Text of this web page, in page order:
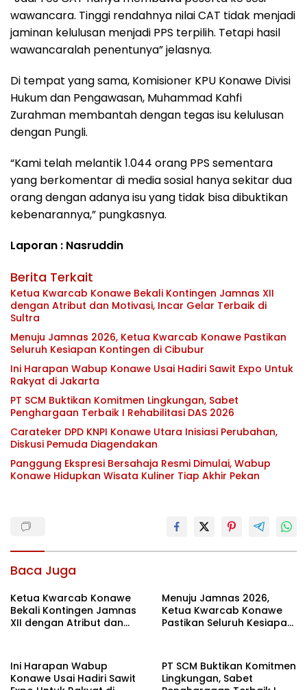
wawancara. Tinggi rendahnya nilai CAT tidak menjadi
jaminan kelulusan menjadi PPS terpilih. Tetapi hasil
wawancaralah penentunya” jelasnya.
Di tempat yang sama, Komisioner KPU Konawe Divisi
Hukum dan Pengawasan, Muhammad Kahfi
Zurahman membantah dengan tegas isu kelulusan
dengan Pungli.
“Kami telah melantik 1.044 orang PPS sementara
yang berkomentar di media sosial hanya sekitar dua
orang dengan adanya isu yang tidak bisa dibuktikan
kebenarannya,” pungkasnya.
Laporan : Nasruddin
Berita Terkait
Ketua Kwarcab Konawe Bekali Kontingen Jamnas XII
dengan Atribut dan Motivasi, Incar Gelar Terbaik di
Sultra
Menuju Jamnas 2026, Ketua Kwarcab Konawe Pastikan
Seluruh Kesiapan Kontingen di Cibubur
Ini Harapan Wabup Konawe Usai Hadiri Sawit Expo Untuk
Rakyat di Jakarta
PT SCM Buktikan Komitmen Lingkungan, Sabet
Penghargaan Terbaik I Rehabilitasi DAS 2026
Carateker DPD KNPI Konawe Utara Inisiasi Perubahan,
Diskusi Pemuda Diagendakan
Panggung Ekspresi Bersahaja Resmi Dimulai, Wabup
Konawe Hidupkan Wisata Kuliner Tiap Akhir Pekan
Baca Juga
Ketua Kwarcab Konawe
Bekali Kontingen Jamnas
XII dengan Atribut dan
Menuju Jamnas 2026,
Ketua Kwarcab Konawe
Pastikan Seluruh Kesiapan
Ini Harapan Wabup
Konawe Usai Hadiri Sawit
PT SCM Buktikan Komitmen
Lingkungan, Sabet